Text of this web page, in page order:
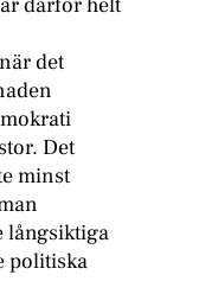
därför helt
det
Det
minst
långsiktiga
politiska